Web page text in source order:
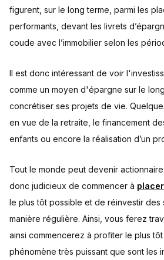
figurent, sur le long terme, parmi les
performants, devant les livrets
coude avec l’immobilier selon les
Il est donc intéressant de voir
comme un moyen d'épargne sur le
concrétiser ses projets de vie.
en vue de la retraite, le financement
enfants ou encore la réalisation d’un
Tout le monde peut devenir
donc judicieux de commencer à
le plus tôt possible et de réinvestir des
manière régulière. Ainsi, vous ferez
ainsi commencerez à profiter le plus
phénomène très puissant que sont les